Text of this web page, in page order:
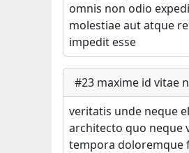
omnis non odio
molestiae aut atque
impedit esse
#23 maxime id vitae
veritatis unde neque
architecto quo neque
tempora doloremque